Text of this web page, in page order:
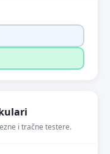
i tračne testere.